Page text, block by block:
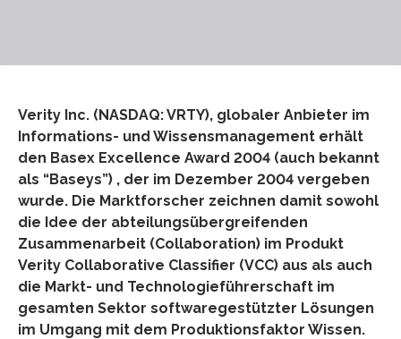
Verity Inc. (NASDAQ: VRTY), globaler Anbieter im
Informations- und Wissensmanagement erhält
den Basex Excellence Award 2004 (auch bekannt
als “Baseys”) , der im Dezember 2004 vergeben
wurde. Die Marktforscher zeichnen damit sowohl
die Idee der abteilungsübergreifenden
Zusammenarbeit (Collaboration) im Produkt
Verity Collaborative Classifier (VCC) aus als auch
die Markt- und Technologieführerschaft im
gesamten Sektor softwaregestützter Lösungen
im Umgang mit dem Produktionsfaktor Wissen.